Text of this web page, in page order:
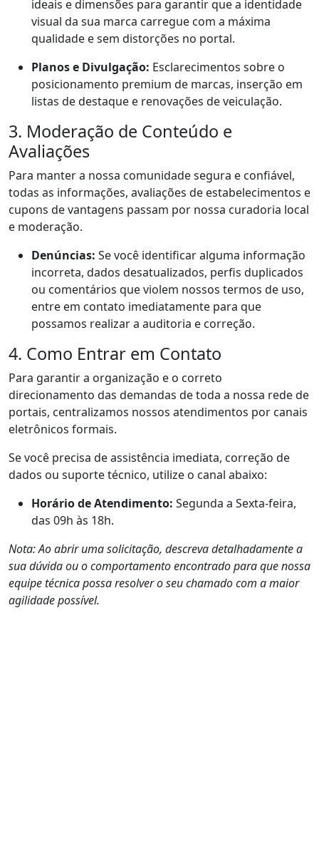
ideais e dimensões para garantir que a identidade
visual da sua marca carregue com a máxima
qualidade e sem distorções no portal.
Planos e Divulgação: Esclarecimentos sobre o
posicionamento premium de marcas, inserção em
listas de destaque e renovações de veiculação.
3. Moderação de Conteúdo e
Avaliações
Para manter a nossa comunidade segura e confiável,
todas as informações, avaliações de estabelecimentos e
cupons de vantagens passam por nossa curadoria local
e moderação.
Denúncias: Se você identificar alguma informação
incorreta, dados desatualizados, perfis duplicados
ou comentários que violem nossos termos de uso,
entre em contato imediatamente para que
possamos realizar a auditoria e correção.
4. Como Entrar em Contato
Para garantir a organização e o correto
direcionamento das demandas de toda a nossa rede de
portais, centralizamos nossos atendimentos por canais
eletrônicos formais.
Se você precisa de assistência imediata, correção de
dados ou suporte técnico, utilize o canal abaixo:
Horário de Atendimento: Segunda a Sexta-feira,
das 09h às 18h.
Nota: Ao abrir uma solicitação, descreva detalhadamente a
sua dúvida ou o comportamento encontrado para que nossa
equipe técnica possa resolver o seu chamado com a maior
agilidade possível.